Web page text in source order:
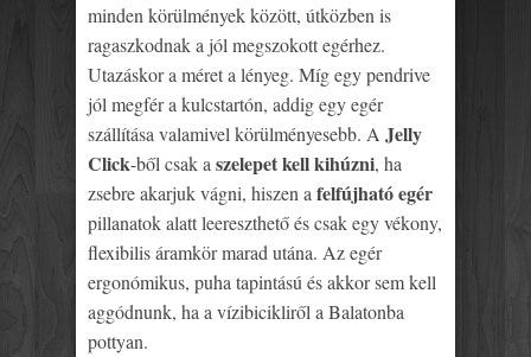
minden körülmények között, útközben is
ragaszkodnak a jól megszokott egérhez.
Utazáskor a méret a lényeg. Míg egy pendrive
jól megfér a kulcstartón, addig egy egér
szállítása valamivel körülményesebb. A Jelly
Click-ből csak a szelepet kell kihúzni, ha
zsebre akarjuk vágni, hiszen a felfújható egér
pillanatok alatt leereszthető és csak egy vékony,
flexibilis áramkör marad utána. Az egér
ergonómikus, puha tapintású és akkor sem kell
aggódnunk, ha a vízibicikliről a Balatonba
pottyan.